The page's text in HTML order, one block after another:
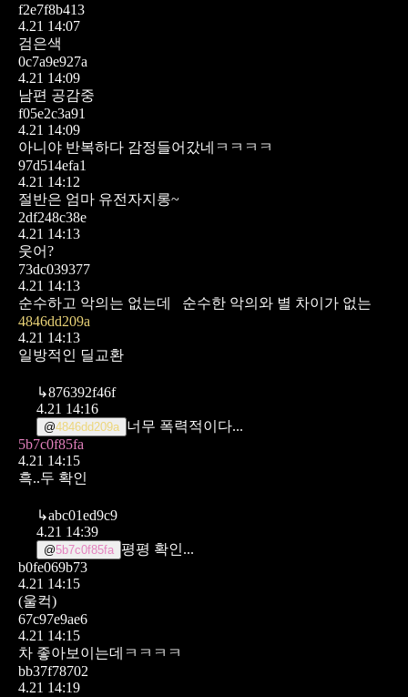
f2e7f8b413
4.21 14:07
검은색
0c7a9e927a
4.21 14:09
남편 공감중
f05e2c3a91
4.21 14:09
아니야 반복하다 감정들어갔네ㅋㅋㅋㅋ
97d514efa1
4.21 14:12
절반은 엄마 유전자지롱~
2df248c38e
4.21 14:13
웃어?
73dc039377
4.21 14:13
순수하고 악의는 없는데
순수한 악의와 별 차이가 없는
4846dd209a
4.21 14:13
일방적인 딜교환
↳876392f46f
4.21 14:16
@4846dd209a 너무 폭력적이다...
5b7c0f85fa
4.21 14:15
흑..두 확인
↳abc01ed9c9
4.21 14:39
@5b7c0f85fa 평평 확인...
b0fe069b73
4.21 14:15
(울컥)
67c97e9ae6
4.21 14:15
차 좋아보이는데ㅋㅋㅋㅋ
bb37f78702
4.21 14:19